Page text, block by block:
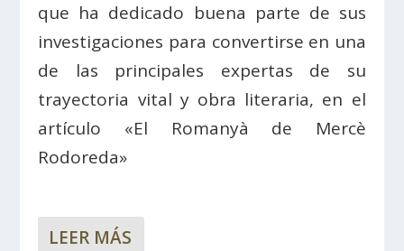
que ha dedicado buena parte de sus
investigaciones para convertirse en una
de las principales expertas de su
trayectoria vital y obra literaria, en el
artículo «El Romanyà de Mercè
Rodoreda»
LEER MÁS